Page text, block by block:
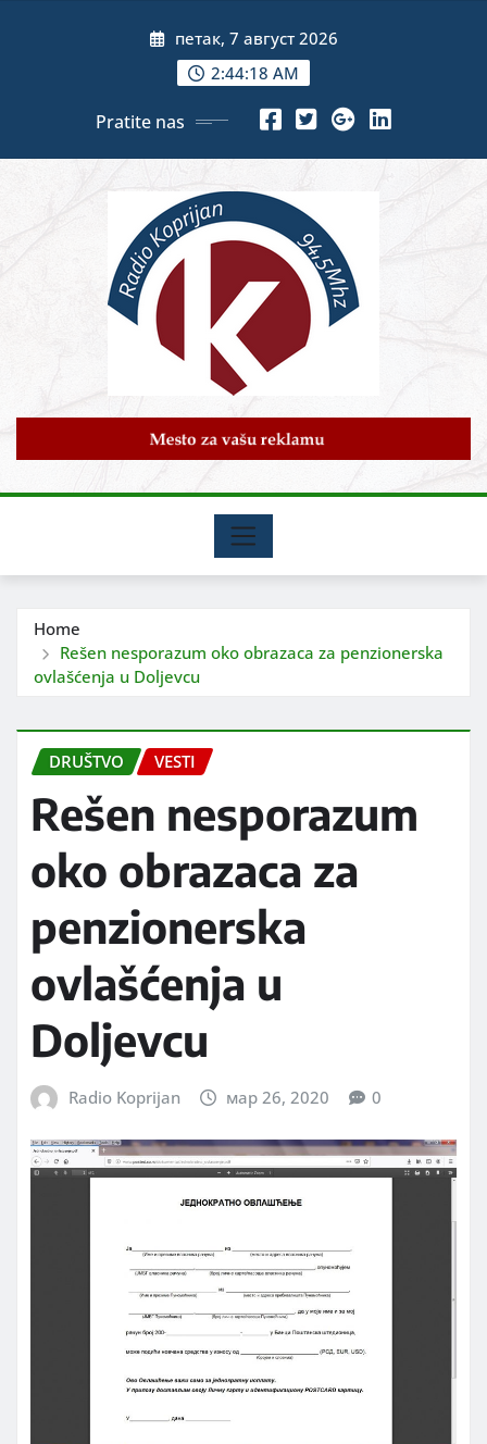
петак, 7 август 2026
2:44:19 AM
Pratite nas
Home
Rešen nesporazum oko obrazaca za penzionerska
ovlašćenja u Doljevcu
DRUŠTVO VESTI
Rešen nesporazum
oko obrazaca za
penzionerska
ovlašćenja u
Doljevcu
Radio Koprijan мар 26, 2020 0